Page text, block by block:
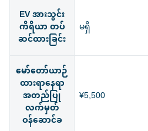
EV အားသွင်း
ကိရိယာ တပ်
ဆင်ထားခြင်း
မရှိ
မော်တော်ယာဉ်
ထားရာနေရာ
အတည်ပြု
လက်မှတ်
ဝန်ဆောင်ခ
¥5,500